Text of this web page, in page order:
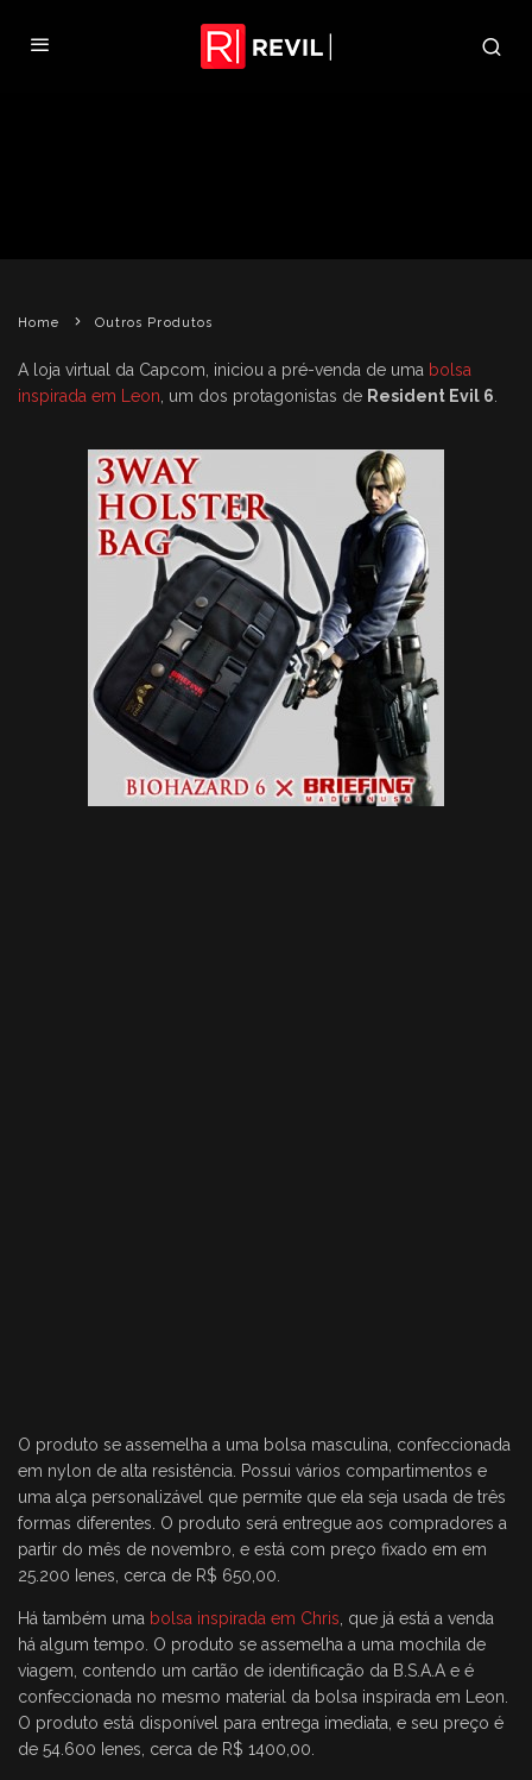
Home
Outros Produtos
A loja virtual da Capcom, iniciou a pré-venda de uma bolsa
inspirada em Leon , um dos protagonistas de Resident Evil 6
O produto se assemelha a uma bolsa masculina, confeccionada
em nylon de alta resistência. Possui vários compartimentos e
uma alça personalizável que permite que ela seja usada de três
formas diferentes. O produto será entregue aos compradores a
partir do mês de novembro, e está com preço fixado em em
25.200 Ienes, cerca de R$ 650,00.
Há também uma bolsa inspirada em Chris , que já está a venda
há algum tempo. O produto se assemelha a uma mochila de
viagem, contendo um cartão de identificação da B.S.A.A e é
confeccionada no mesmo material da bolsa inspirada em Leon.
O produto está disponível para entrega imediata, e seu preço é
de 54.600 Ienes, cerca de R$ 1400,00.